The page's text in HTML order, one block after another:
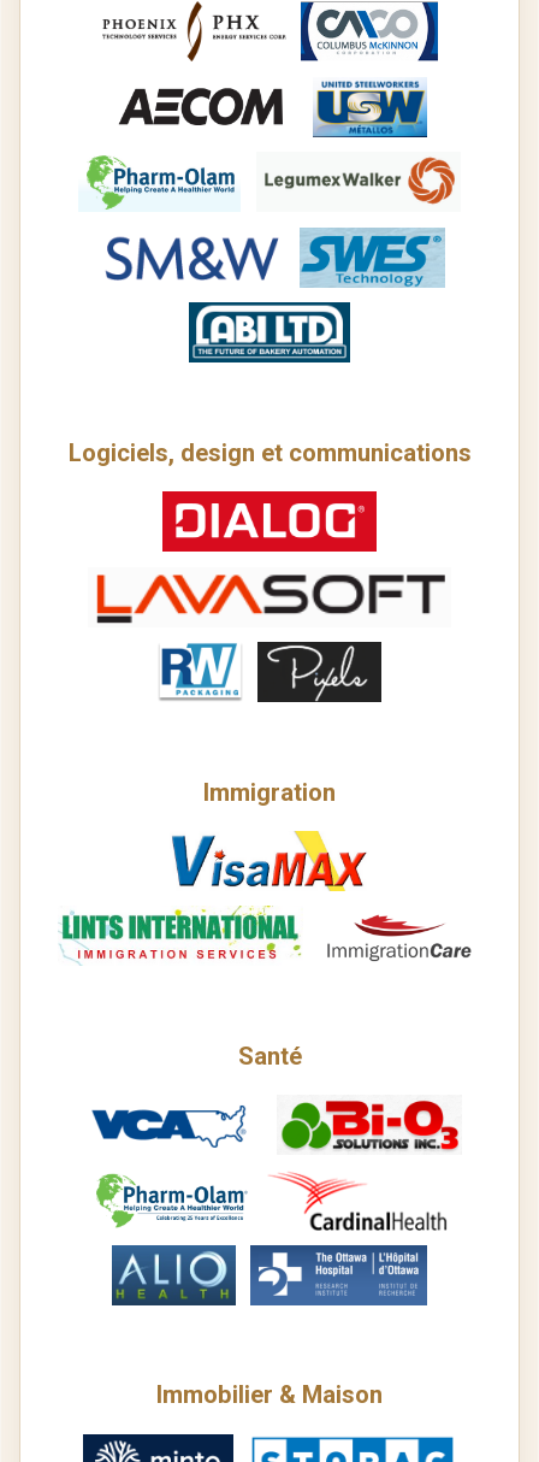
Logiciels, design et communications
Immigration
Santé
Immobilier & Maison